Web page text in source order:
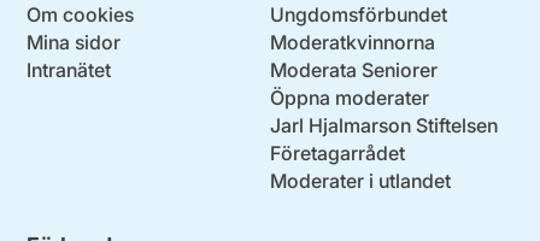
Om cookies
Mina sidor
Intranätet
Ungdomsförbundet
Moderatkvinnorna
Moderata Seniorer
Öppna moderater
Jarl Hjalmarson Stiftelsen
Företagarrådet
Moderater i utlandet